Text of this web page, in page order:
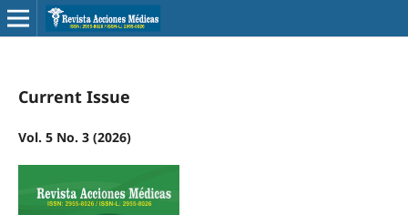
Current Issue
Vol. 5 No. 3 (2026)